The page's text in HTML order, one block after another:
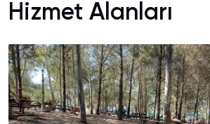
Hizmet Alanları